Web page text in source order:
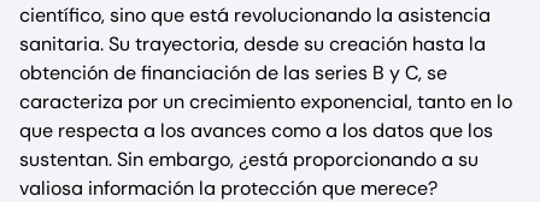
científico, sino que está revolucionando la asistencia
sanitaria. Su trayectoria, desde su creación hasta la
obtención de financiación de las series B y C, se
caracteriza por un crecimiento exponencial, tanto en lo
que respecta a los avances como a los datos que los
sustentan. Sin embargo, ¿está proporcionando a su
valiosa información la protección que merece?